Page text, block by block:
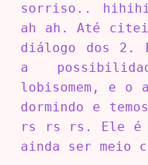
sorriso..
ah ah. Até citei
diálogo dos 2.
a
lobisomem, e o
dormindo e
rs rs rs. Ele é
ainda ser meio